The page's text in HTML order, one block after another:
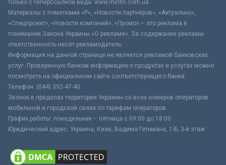
только с гиперссылкой вида: www.minfin.com.ua
Материалы с пометками «Р», «Новости партнёров», «Актуально»,
«Спецпроект», «Новости компаний», «Промо» – это реклама в
понимании Закона Украины «О рекламе». За содержание рекламы
ответственность несёт рекламодатель.
Информация на данной странице не является рекламой банковских
услуг. Проверенную банком информацию о продуктах и услугах можно
посмотреть на официальном сайте соответствующего банка.
Телефон: (044) 392-47-40
Звонок в пределах территории Украины со всех номеров операторов
мобильной и городской связи по тарифам операторов
График работы: понедельник – пятница с 09:00 до 18:00
Юридический адрес: Украина, Киев, Вадима Гетьмана, 1-Б, 3-й этаж